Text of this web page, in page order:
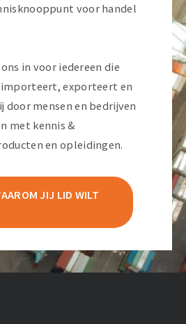
voor handel
in voor iedereen die
exporteert en
door mensen en bedrijven
met kennis &
en opleidingen.
JIJ LID WILT